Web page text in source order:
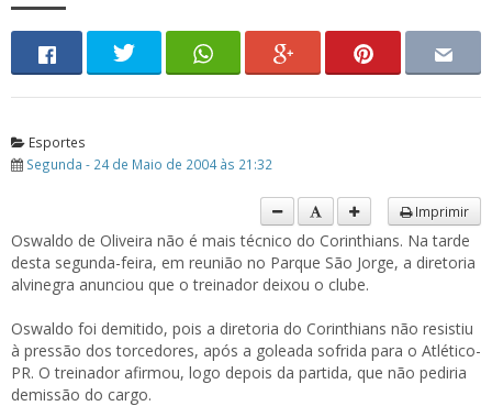
Esportes
Segunda - 24 de Maio de 2004 às 21:32
Imprimir
Oswaldo de Oliveira não é mais técnico do Corinthians. Na tarde
desta segunda-feira, em reunião no Parque São Jorge, a diretoria
alvinegra anunciou que o treinador deixou o clube.
Oswaldo foi demitido, pois a diretoria do Corinthians não resistiu
à pressão dos torcedores, após a goleada sofrida para o Atlético-
PR. O treinador afirmou, logo depois da partida, que não pediria
demissão do cargo.